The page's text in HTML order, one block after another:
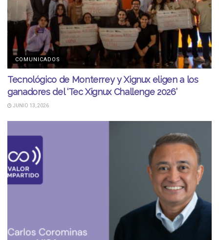
COMUNICADOS
Tecnológico de Monterrey y Xignux eligen a los
ganadores del ‘Tec Xignux Challenge 2026’
JUNIO 13, 2026